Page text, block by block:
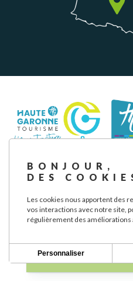
Mentions légalesPolitique de
BONJOUR,
DES
Les cookies nous apportent des
vos interactions avec notre site,
régulièrement des améliorations
Personnaliser